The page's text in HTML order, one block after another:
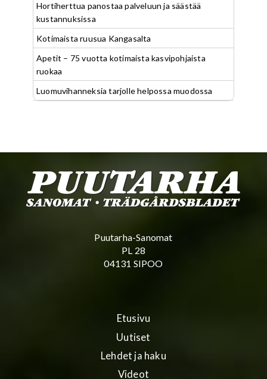
Hortiherttua panostaa palveluun ja säästää
kustannuksissa
Kotimaista ruusua Kangasalta
Apetit – 75 vuotta kotimaista kasvipohjaista
ruokaa
Luomuvihanneksia tarjolle helpossa muodossa
Puutarha-Sanomat
PL 28
04131 SIPOO
Etusivu
Uutiset
Lehdet ja haku
Videot